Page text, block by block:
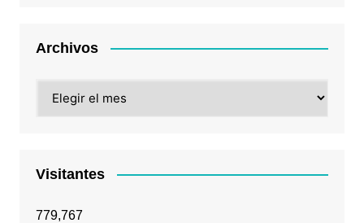
Archivos
Visitantes
779,767